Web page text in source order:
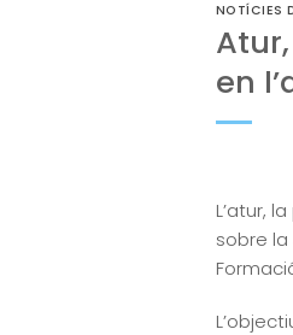
NOTÍCIES
en
L’atur,
sobre